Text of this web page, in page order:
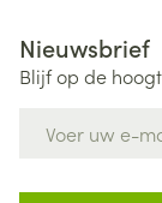
Nieuwsbrief
Blijf op de